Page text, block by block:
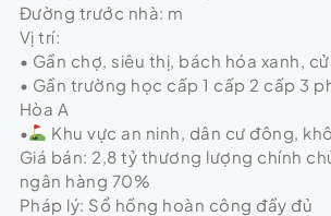
Đường trước nhà: m
Vị trí:
• Gần chợ, siêu thị, bách hóa xanh,
• Gần trường học cấp 1 cấp 2 cấp 3
Hòa A
•
Khu vực an ninh, dân cư đông,
Giá bán: 2,8 tỷ thương lượng chính
ngân hàng 70%
Pháp lý: Sổ hồng hoàn công đầy đủ